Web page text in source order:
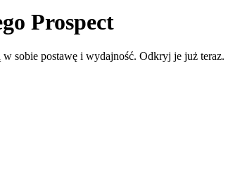
Prospect
sobie postawę i wydajność. Odkryj je już teraz.